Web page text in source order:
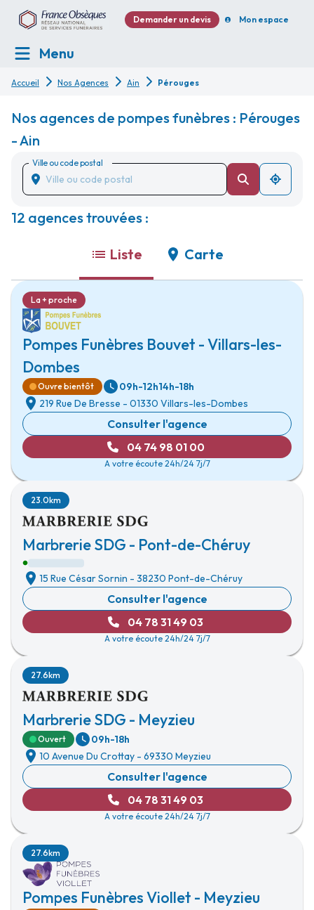
Demander un devis Mon espace
Menu
Accueil Nos Agences Ain Pérouges
Nos agences de pompes funèbres : Pérouges
- Ain
Ville ou code postal
12 agences trouvées :
Liste Carte
Pompes Funèbres Bouvet - Villars-les-
Dombes
La + proche
Ouvre bientôt 09h-12h14h-18h
219 Rue De Bresse - 01330 Villars-les-Dombes
Consulter l'agence
04 74 98 01 00
A votre écoute 24h/24 7j/7
Marbrerie SDG - Pont-de-Chéruy
23.0km
15 Rue César Sornin - 38230 Pont-de-Chéruy
Consulter l'agence
04 78 31 49 03
A votre écoute 24h/24 7j/7
Marbrerie SDG - Meyzieu
27.6km
Ouvert
09h-18h
10 Avenue Du Crottay - 69330 Meyzieu
Consulter l'agence
04 78 31 49 03
A votre écoute 24h/24 7j/7
Pompes Funèbres Viollet - Meyzieu
27.6km